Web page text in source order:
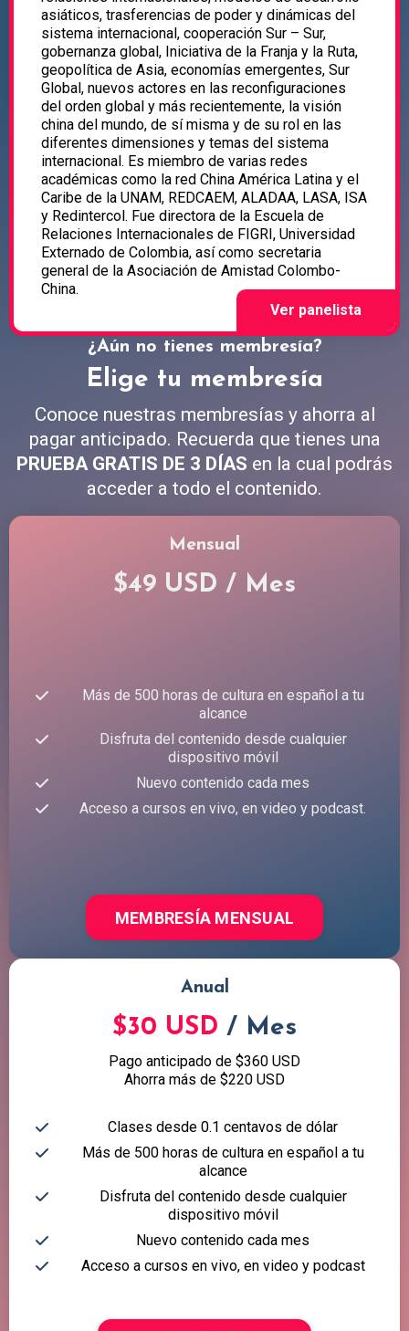
asiáticos, trasferencias de poder y dinámicas del
sistema internacional, cooperación Sur – Sur,
gobernanza global, Iniciativa de la Franja y la Ruta,
geopolítica de Asia, economías emergentes, Sur
Global, nuevos actores en las reconfiguraciones
del orden global y más recientemente, la visión
china del mundo, de sí misma y de su rol en las
diferentes dimensiones y temas del sistema
internacional. Es miembro de varias redes
académicas como la red China América Latina y el
Caribe de la UNAM, REDCAEM, ALADAA, LASA, ISA
y Redintercol. Fue directora de la Escuela de
Relaciones Internacionales de FIGRI, Universidad
Externado de Colombia, así como secretaria
general de la Asociación de Amistad Colombo-
China.
¿Aún no tienes membresía?
Elige tu membresía
Conoce nuestras membresías y ahorra al
pagar anticipado. Recuerda que tienes una
PRUEBA GRATIS DE 3 DÍAS en la cual podrás
acceder a todo el contenido.
Mensual
$49 USD / Mes
Más de 500 horas de cultura en español a tu
alcance
Disfruta del contenido desde cualquier
dispositivo móvil
Nuevo contenido cada mes
Acceso a cursos en vivo, en video y podcast.
MEMBRESÍA MENSUAL
Anual
$30 USD / Mes
Pago anticipado de $360 USD
Ahorra más de $220 USD
Clases desde 0.1 centavos de dólar
Más de 500 horas de cultura en español a tu
alcance
Disfruta del contenido desde cualquier
dispositivo móvil
Nuevo contenido cada mes
Acceso a cursos en vivo, en video y podcast